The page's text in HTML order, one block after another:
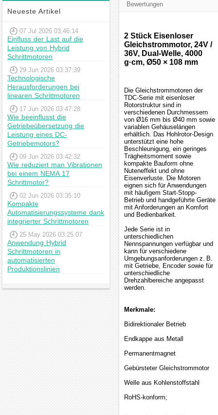
Neueste Artikel
07 Jul 2026 03:46:14
Einfluss der Last auf die
Leistung von Hybrid
Schrittmotoren
29 Jun 2026 03:37:39
Technologische
Herausforderungen bei
linearen Schrittmotoren
17 Jun 2026 03:47:28
Wie beeinflusst die
Getriebeübersetzung die
Leistung eines DC-
Getriebemotors?
09 Jun 2026 03:42:32
Wie reduziert man Vibrationen
bei einem NEMA 17
Schrittmotor?
02 Jun 2026 03:35:10
Kompakte
Automatisierungssysteme dank
integrierter Schrittmotoren
25 May 2026 03:25:07
Anwendung Hybrid
Schrittmotoren in
automatisierten
Produktionslinien
Bewertungen
2 Stück Eisenloser
Gleichstrommotor, 24V /
36V, Dual-Welle, 4000
g·cm, Ø50 × 108 mm
Die Gleichstrommotoren der
TDC-Serie mit eisenloser
Rotorstruktur sind in
verschiedenen Durchmessern
von Ø16 mm bis Ø40 mm sowie
variablen Gehäuselängen
erhältlich. Das Hohlrotor-Design
unterstützt eine hohe
Beschleunigung, ein geringes
Trägheitsmoment sowie
kompakte Bauform ohne
Nuteneffekt und ohne
Eisenverluste. Die Motoren
eignen sich für Anwendungen
mit häufigem Start-Stopp-
Betrieb und handgeführte Geräte
mit Anforderungen an Komfort
und Bedienbarkeit.
Jede Serie ist in
unterschiedlichen
Nennspannungen verfügbar und
kann für verschiedene
Umgebungsanforderungen z. B.
mit Getriebe, Encoder sowie für
unterschiedliche
Drehzahlbereiche angepasst
werden.
Merkmale:
Bidirektionaler Betrieb
Endkappe aus Metall
Permanentmagnet
Gebürsteter Gleichstrommotor
Welle aus Kohlenstoffstahl
RoHS-konform;